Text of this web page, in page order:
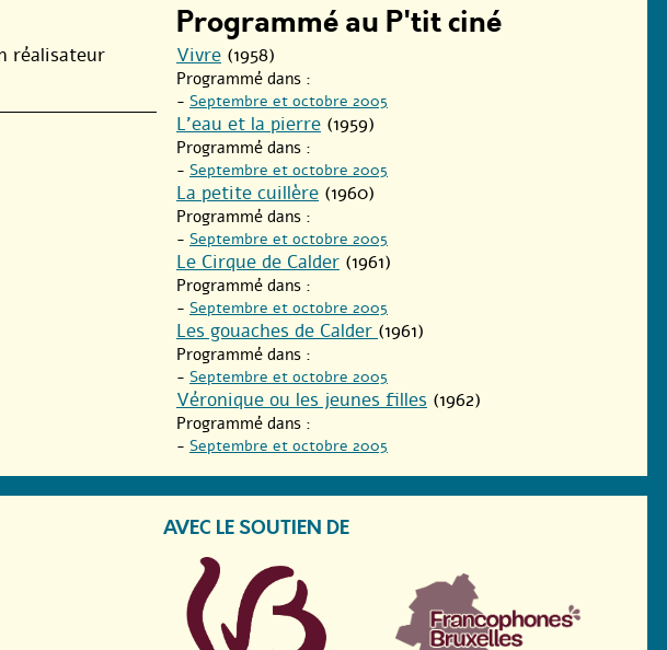
réalisateur
Programmé au P'tit ciné
Vivre (1958)
Programmé dans :
- Septembre et octobre 2005
L’eau et la pierre (1959)
Programmé dans :
- Septembre et octobre 2005
La petite cuillère (1960)
Programmé dans :
- Septembre et octobre 2005
Le Cirque de Calder (1961)
Programmé dans :
- Septembre et octobre 2005
Les gouaches de Calder (1961)
Programmé dans :
- Septembre et octobre 2005
Véronique ou les jeunes filles (1962)
Programmé dans :
- Septembre et octobre 2005
AVEC LE SOUTIEN DE